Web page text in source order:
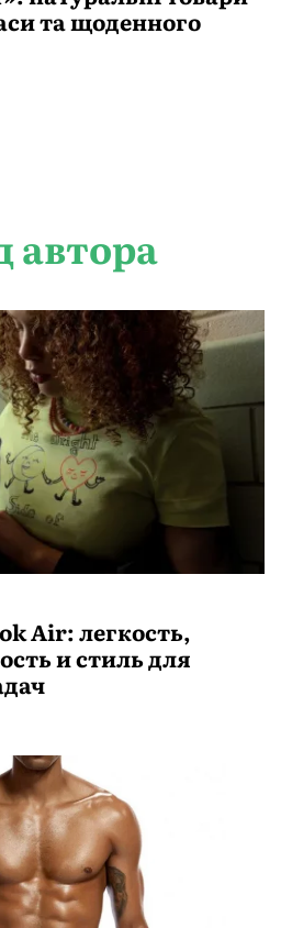
та щоденного
автора
Air: легкость,
и стиль для